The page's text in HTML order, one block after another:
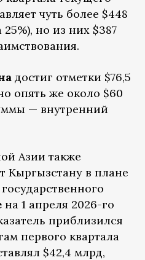
чуть более $448
но из них $387
достиг отметки $76,5
опять же около $60
— внутренний
Азии также
Кыргызстану в плане
на 1 апреля 2026-го
приблизился
первого квартала
$42,4 млрд,